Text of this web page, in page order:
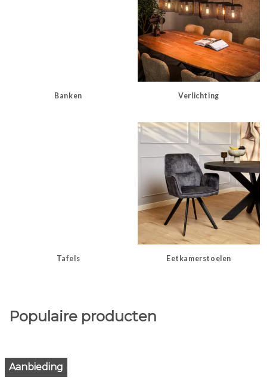
Banken Verlichting
Tafels Eetkamerstoelen
Populaire producten
Aanbieding